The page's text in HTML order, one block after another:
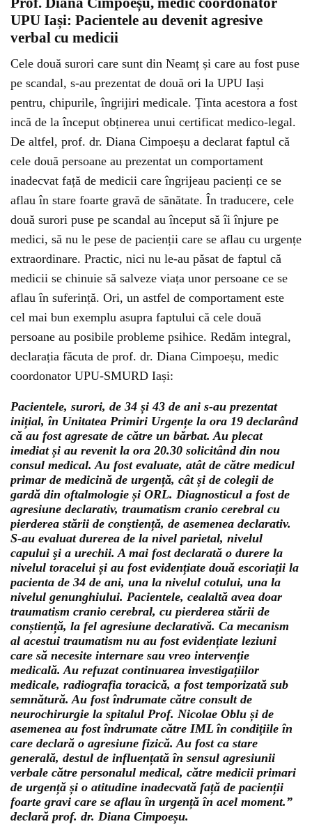
UPU Iași: Pacientele au devenit agresive
verbal cu medicii
Cele două surori care sunt din Neamț și care au fost puse
pe scandal, s-au prezentat de două ori la UPU Iași
pentru, chipurile, îngrijiri medicale. Ținta acestora a fost
incă de la început obținerea unui certificat medico-legal.
De altfel, prof. dr. Diana Cimpoeșu a declarat faptul că
cele două persoane au prezentat un comportament
inadecvat față de medicii care îngrijeau pacienți ce se
aflau în stare foarte gravă de sănătate. În traducere, cele
două surori puse pe scandal au început să îi înjure pe
medici, să nu le pese de pacienții care se aflau cu urgențe
extraordinare. Practic, nici nu le-au păsat de faptul că
medicii se chinuie să salveze viața unor persoane ce se
aflau în suferință. Ori, un astfel de comportament este
cel mai bun exemplu asupra faptului că cele două
persoane au posibile probleme psihice. Redăm integral,
declarația făcuta de prof. dr. Diana Cimpoeșu, medic
coordonator UPU-SMURD Iași:
Pacientele, surori, de 34 și 43 de ani s-au prezentat
inițial, în Unitatea Primiri Urgențe la ora 19 declarând
că au fost agresate de către un bărbat. Au plecat
imediat și au revenit la ora 20.30 solicitând din nou
consul medical. Au fost evaluate, atât de către medicul
primar de medicină de urgență, cât și de colegii de
gardă din oftalmologie și ORL. Diagnosticul a fost de
agresiune declarativ, traumatism cranio cerebral cu
pierderea stării de conștiență, de asemenea declarativ.
S-au evaluat durerea de la nivel parietal, nivelul
capului şi a urechii. A mai fost declarată o durere la
nivelul toracelui și au fost evidențiate două escoriații la
pacienta de 34 de ani, una la nivelul cotului, una la
nivelul genunghiului. Pacientele, cealaltă avea doar
traumatism cranio cerebral, cu pierderea stării de
conștiență, la fel agresiune declarativă. Ca mecanism
al acestui traumatism nu au fost evidențiate leziuni
care să necesite internare sau vreo intervenție
medicală. Au refuzat continuarea investigațiilor
medicale, radiografia toracică, a fost temporizată sub
semnătură. Au fost îndrumate către consult de
neurochirurgie la spitalul Prof. Nicolae Oblu și de
asemenea au fost îndrumate către IML în condiţiile în
care declară o agresiune fizică.Au fost ca stare
generală, destul de influențată în sensul agresiunii
verbale către personalul medical, către medicii primari
de urgență și o atitudine inadecvată față de pacienții
foarte gravi care se aflau în urgență în acel moment.”
declară prof. dr. Diana Cimpoeșu.